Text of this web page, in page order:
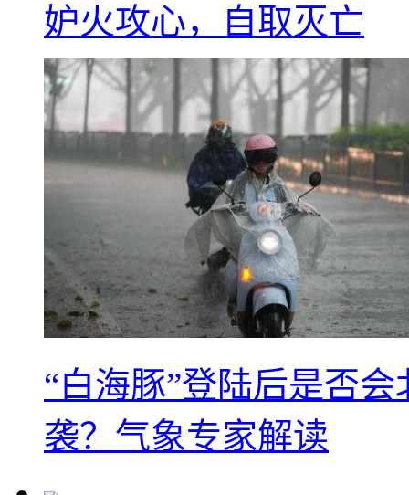
妒火攻心，自取灭亡
“白海豚”登陆后是否
袭？气象专家解读